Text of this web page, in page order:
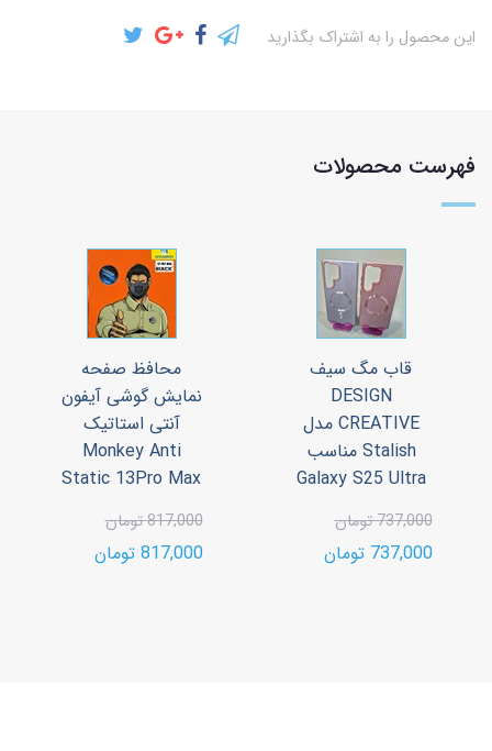
این محصول را به اشتراک بگذارید
فهرست محصولات
قاب مگ سیف
DESIGN
CREATIVE مدل
Stalish مناسب
Galaxy S25 Ultra
737,000 تومان
737,000 تومان
محافظ صفحه
نمایش گوشی آیفون
آنتی استاتیک
Monkey Anti
Static 13Pro Max
817,000 تومان
817,000 تومان